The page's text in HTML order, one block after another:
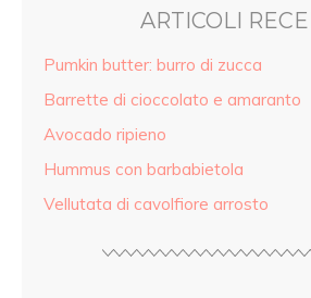
ARTICOLI
Pumkin butter: burro di zucca
Barrette di cioccolato e amaranto
Avocado ripieno
Hummus con barbabietola
Vellutata di cavolfiore arrosto